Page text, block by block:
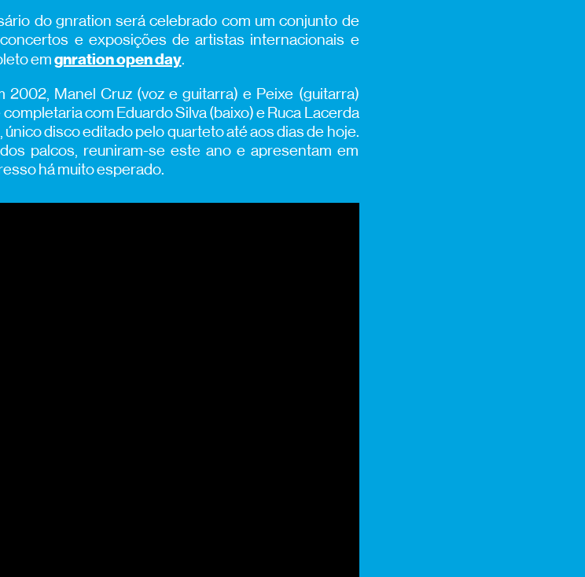
do gnration será celebrado com um conjunto de
e exposições de artistas internacionais e
emgnration open day.
Manel Cruz (voz e guitarra) e Peixe (guitarra)
com Eduardo Silva (baixo) e Ruca Lacerda
, único disco editado pelo quarteto até aos dias de hoje.
palcos, reuniram-se este ano e apresentam em
há muito esperado.